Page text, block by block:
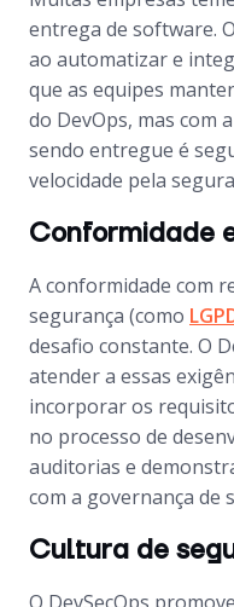
entrega de software.
ao automatizar e
que as equipes
do DevOps, mas com
sendo entregue é
velocidade pela
Conformidade
A conformidade com
segurança (como
desafio constante. O
atender a essas
incorporar os
no processo de
auditorias e
com a governança de
Cultura de